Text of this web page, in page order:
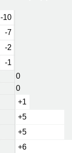
-10
-7
-2
-1
0
0
+1
+5
+5
+6